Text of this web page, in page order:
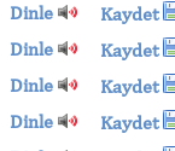
Dinle
Kaydet
Dinle
Kaydet
Dinle
Kaydet
Dinle
Kaydet